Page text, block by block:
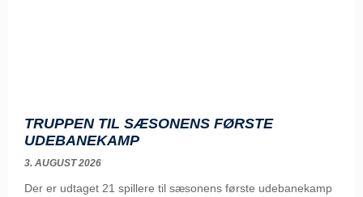
TRUPPEN TIL SÆSONENS FØRSTE
UDEBANEKAMP
3. AUGUST 2026
Der er udtaget 21 spillere til sæsonens første udebanekamp